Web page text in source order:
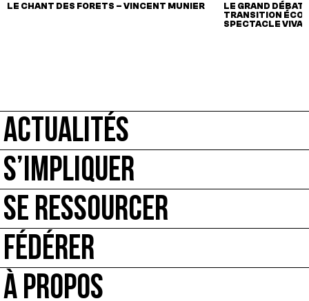
LE CHANT DES FORETS – VINCENT MUNIER
LE GRAND DÉBAT
TRANSITION
SPECTACLE
ACTUALITÉS
S’IMPLIQUER
SE RESSOURCER
FÉDÉRER
À PROPOS